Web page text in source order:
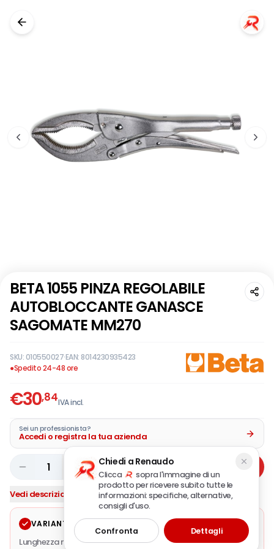
BETA 1055 PINZA REGOLABILE
AUTOBLOCCANTE GANASCE
SAGOMATE MM270
SKU:010550027·EAN: 8014230935423
●Spedito 24-48 ore
€30,84IVA incl.
Sei un professionista?
Accedi o registra la tua azienda
1 Aggiungi
Vedi descrizione completa
VARIANTE SELEZIONATA Modifica
Lunghezza mm.270 · A (mm.)67,5 · A1 max (mm.)75 · L (mm.)
Chiedi a Renaudo
Clicca
sopra l'immagine di un
prodotto per ricevere subito tutte le
informazioni: specifiche, alternative,
consigli d'uso.
Confronta Dettagli